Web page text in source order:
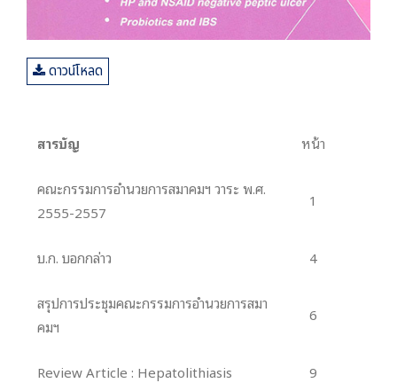
ดาวน์โหลด
สารบัญ หน้า
คณะกรรมการอำนวยการสมาคมฯ วาระ พ.ศ.
2555-2557
1
บ.ก. บอกกล่าว 4
สรุปการประชุมคณะกรรมการอำนวยการสมา
คมฯ
6
Review Article : Hepatolithiasis 9